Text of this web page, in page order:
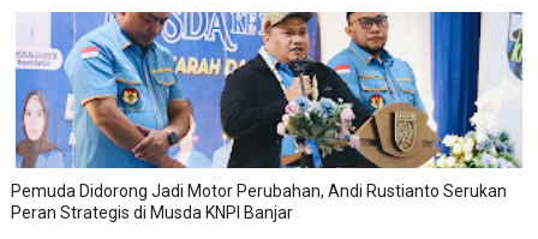
Pemuda Didorong Jadi Motor Perubahan, Andi Rustianto Serukan
Peran Strategis di Musda KNPI Banjar